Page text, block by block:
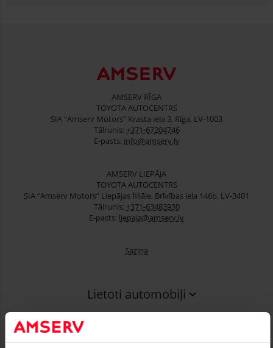
AMSERV RĪGA
TOYOTA AUTOCENTRS
SIA “Amserv Motors” Krasta iela 3, Rīga, LV-1003
Tālrunis: +371-67204746
E-pasts: info@amserv.lv
AMSERV LIEPĀJA
TOYOTA AUTOCENTRS
SIA “Amserv Motors” Liepājas filiāle, Brīvības iela 146b, LV-3401
Tālrunis: +371-63483930
E-pasts: liepaja@amserv.lv
Saziņa
Lietoti automobiļi
Serviss